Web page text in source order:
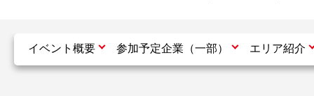
イベント概要 参加予定企業（一部） エリア紹介